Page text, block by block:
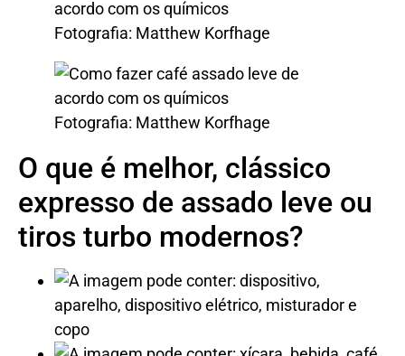
Fotografia: Matthew Korfhage
Fotografia: Matthew Korfhage
O que é melhor, clássico
expresso de assado leve ou
tiros turbo modernos?